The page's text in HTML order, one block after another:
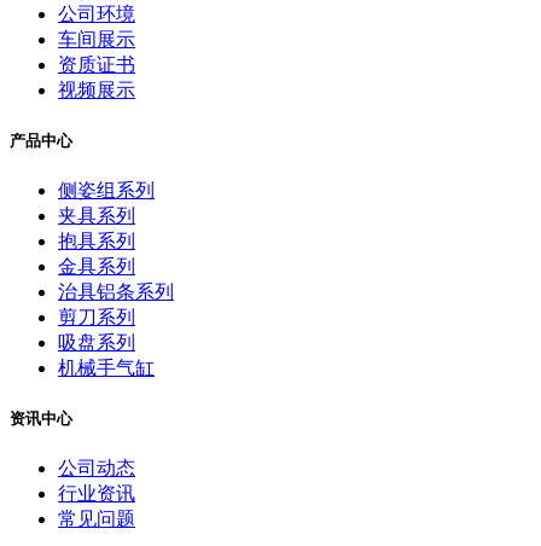
公司环境
车间展示
资质证书
视频展示
产品中心
侧姿组系列
夹具系列
抱具系列
金具系列
治具铝条系列
剪刀系列
吸盘系列
机械手气缸
资讯中心
公司动态
行业资讯
常见问题